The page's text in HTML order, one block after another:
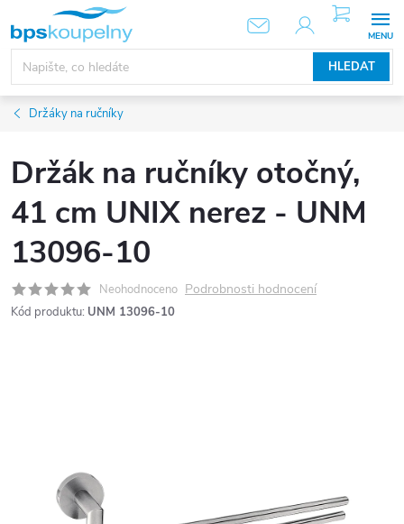
obsah
HLEDAT
NÁKUPNÍ
KOŠÍK
Držáky na ručníky
Držák na ručníky otočný,
41 cm UNIX nerez - UNM
13096-10
Neohodnoceno Podrobnosti hodnocení
Kód produktu: UNM 13096-10